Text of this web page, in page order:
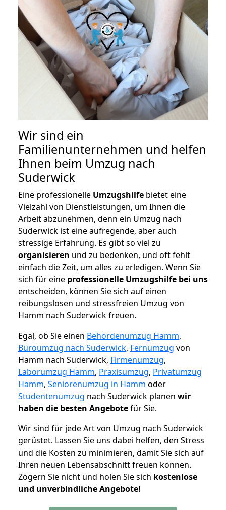
Wir sind ein
Familienunternehmen und helfen
Ihnen beim Umzug nach
Suderwick
Eine professionelle Umzugshilfe bietet eine
Vielzahl von Dienstleistungen, um Ihnen die
Arbeit abzunehmen, denn ein Umzug nach
Suderwick ist eine aufregende, aber auch
stressige Erfahrung. Es gibt so viel zu
organisieren und zu bedenken, und oft fehlt
einfach die Zeit, um alles zu erledigen. Wenn Sie
sich für eine professionelle Umzugshilfe bei uns
entscheiden, können Sie sich auf einen
reibungslosen und stressfreien Umzug von
Hamm nach Suderwick freuen.
Egal, ob Sie einen Behördenumzug Hamm,
Büroumzug nach Suderwick, Fernumzug von
Hamm nach Suderwick, Firmenumzug,
Laborumzug Hamm, Praxisumzug, Privatumzug
Hamm, Seniorenumzug in Hamm oder
Studentenumzug nach Suderwick planen wir
haben die besten Angebotefür Sie.
Wir sind für jede Art von Umzug nach Suderwick
gerüstet. Lassen Sie uns dabei helfen, den Stress
und die Kosten zu minimieren, damit Sie sich auf
Ihren neuen Lebensabschnitt freuen können.
Zögern Sie nicht und holen Sie sich kostenlose
und unverbindliche Angebote!